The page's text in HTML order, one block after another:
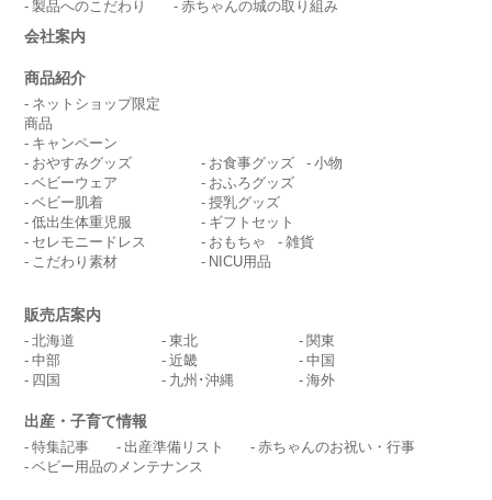
製品へのこだわり 赤ちゃんの城の取り組み
会社案内
商品紹介
ネットショップ限定
商品
キャンペーン
おやすみグッズ
ベビーウェア
ベビー肌着
低出生体重児服
セレモニードレス
こだわり素材
お食事グッズ
小物
おふろグッズ
授乳グッズ
ギフトセット
おもちゃ
雑貨
NICU用品
販売店案内
北海道 東北
関東
中部
近畿
中国
四国
九州･沖縄 海外
出産・子育て情報
特集記事 出産準備リスト
赤ちゃんのお祝い・行事
ベビー用品のメンテナンス